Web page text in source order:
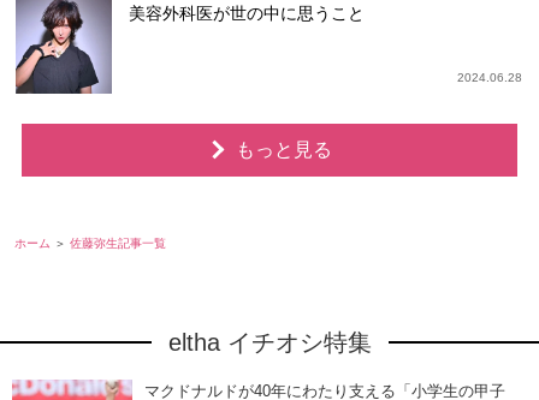
美容外科医が世の中に思うこと
2024.06.28
もっと見る
ホーム 佐藤弥生記事一覧
eltha イチオシ特集
マクドナルドが40年にわたり支える「小学生の甲子